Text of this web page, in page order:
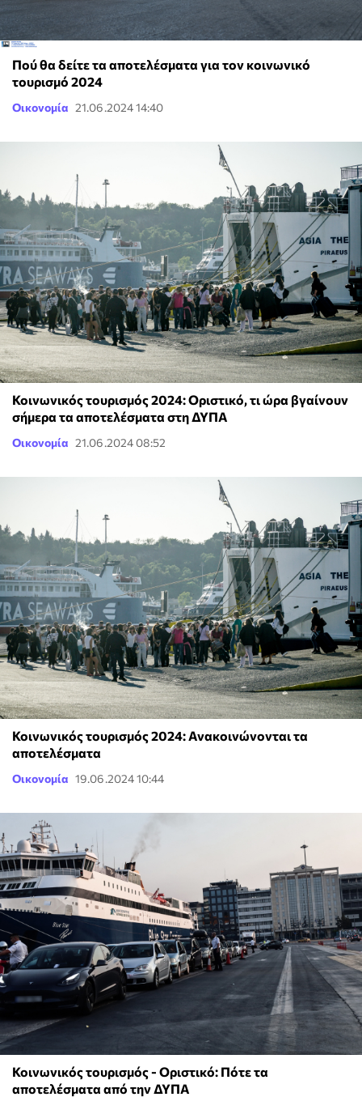
Πού θα δείτε τα αποτελέσματα για τον κοινωνικό
τουρισμό 2024
Οικονομία 21.06.2024 14:40
Κοινωνικός τουρισμός 2024: Οριστικό, τι ώρα βγαίνουν
σήμερα τα αποτελέσματα στη ΔΥΠΑ
Οικονομία 21.06.2024 08:52
Κοινωνικός τουρισμός 2024: Ανακοινώνονται τα
αποτελέσματα
Οικονομία 19.06.2024 10:44
Κοινωνικός τουρισμός - Οριστικό: Πότε τα
αποτελέσματα από την ΔΥΠΑ